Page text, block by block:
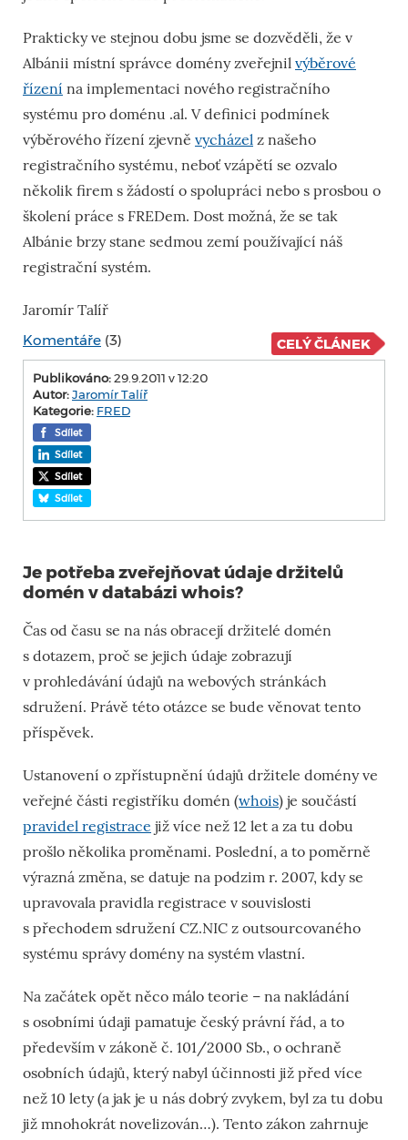
Prakticky ve stejnou dobu jsme se dozvěděli, že v
Albánii místní správce domény zveřejnil výběrové
řízení na implementaci nového registračního
systému pro doménu .al. V definici podmínek
výběrového řízení zjevně vycházel z našeho
registračního systému, neboť vzápětí se ozvalo
několik firem s žádostí o spolupráci nebo s prosbou o
školení práce s FREDem. Dost možná, že se tak
Albánie brzy stane sedmou zemí používající náš
registrační systém.
Jaromír Talíř
Komentáře (3) CELÝ ČLÁNEK
Publikováno:29.9.2011 v 12:20
Autor:Jaromír Talíř
Kategorie: FRED
Sdílet
Sdílet
Sdílet
Sdílet
Je potřeba zveřejňovat údaje držitelů
domén v databázi whois?
Čas od času se na nás obracejí držitelé domén
s dotazem, proč se jejich údaje zobrazují
v prohledávání údajů na webových stránkách
sdružení. Právě této otázce se bude věnovat tento
příspěvek.
Ustanovení o zpřístupnění údajů držitele domény ve
veřejné části registříku domén (whois) je součástí
pravidel registrace již více než 12 let a za tu dobu
prošlo několika proměnami. Poslední, a to poměrně
výrazná změna, se datuje na podzim r. 2007, kdy se
upravovala pravidla registrace v souvislosti
s přechodem sdružení CZ.NIC z outsourcovaného
systému správy domény na systém vlastní.
Na začátek opět něco málo teorie – na nakládání
s osobními údaji pamatuje český právní řád, a to
především v zákoně č. 101/2000 Sb., o ochraně
osobních údajů, který nabyl účinnosti již před více
než 10 lety (a jak je u nás dobrý zvykem, byl za tu dobu
již mnohokrát novelizován…). Tento zákon zahrnuje